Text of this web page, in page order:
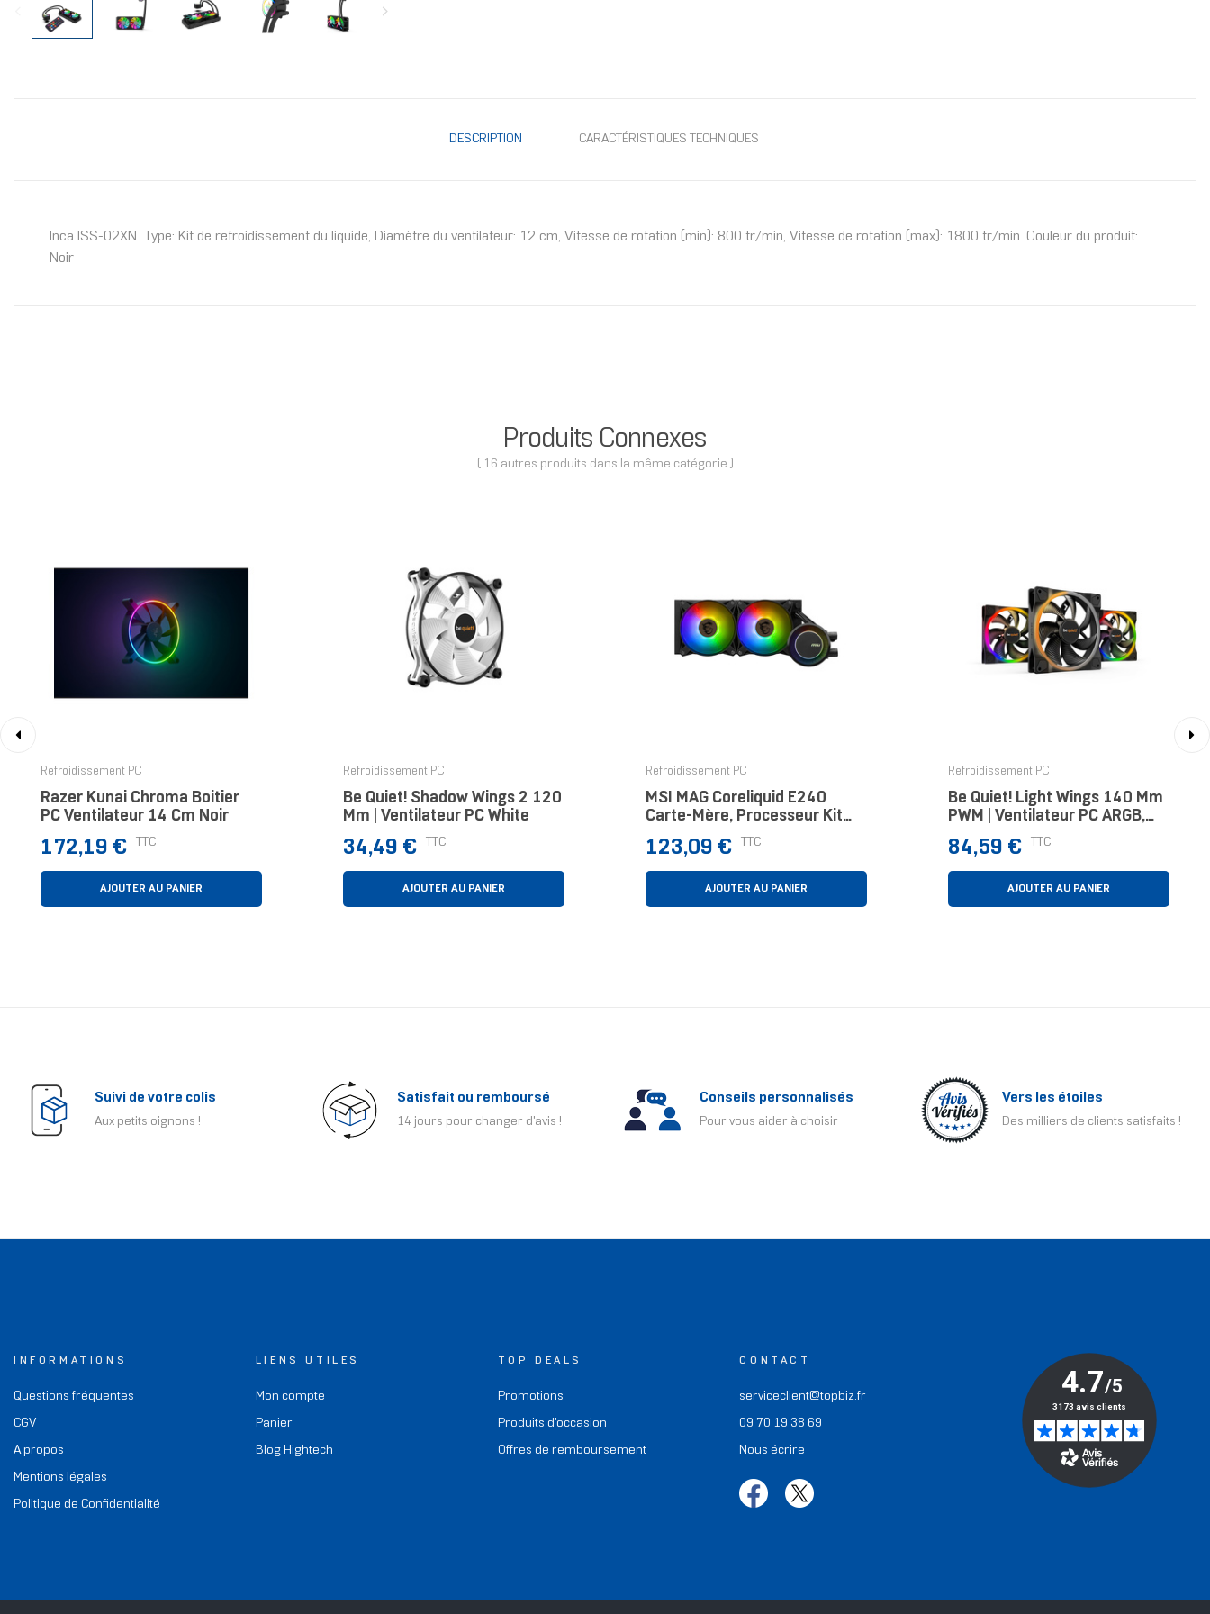
DESCRIPTION CARACTÉRISTIQUES TECHNIQUES
Inca ISS-02XN. Type: Kit de refroidissement du liquide, Diamètre du ventilateur: 12 cm, Vitesse de rotation (min): 800 tr/min, Vitesse de rotation (max): 1800 tr/min. Couleur du produit:
Noir
Produits Connexes
( 16 autres produits dans la même catégorie )
Refroidissement PC
Razer Kunai Chroma Boitier
PC Ventilateur 14 Cm Noir
Prix
172,19 € TTC
AJOUTER AU PANIER
Refroidissement PC
Be Quiet! Shadow Wings 2 120
Mm | Ventilateur PC White
Prix
34,49 € TTC
AJOUTER AU PANIER
Refroidissement PC
MSI MAG Coreliquid E240
Carte-Mère, Processeur Kit
Watercooling 12 Cm Noir
Prix
123,09 € TTC
AJOUTER AU PANIER
Refroidissement PC
Be Quiet! Light Wings 140 Mm
PWM | Ventilateur PC ARGB,
Prix
84,59 € TTC
AJOUTER AU PANIER
Suivi de votre colis
Aux petits oignons !
Satisfait ou remboursé
14 jours pour changer d'avis !
Conseils personnalisés
Pour vous aider à choisir
Vers les étoiles
Des milliers de clients satisfaits !
INFORMATIONS
Questions fréquentes
CGV
A propos
Mentions légales
Politique de Confidentialité
LIENS UTILES
Mon compte
Panier
Blog Hightech
TOP DEALS
Promotions
Produits d'occasion
Offres de remboursement
CONTACT
serviceclient@topbiz.fr
09 70 19 38 69
Nous écrire